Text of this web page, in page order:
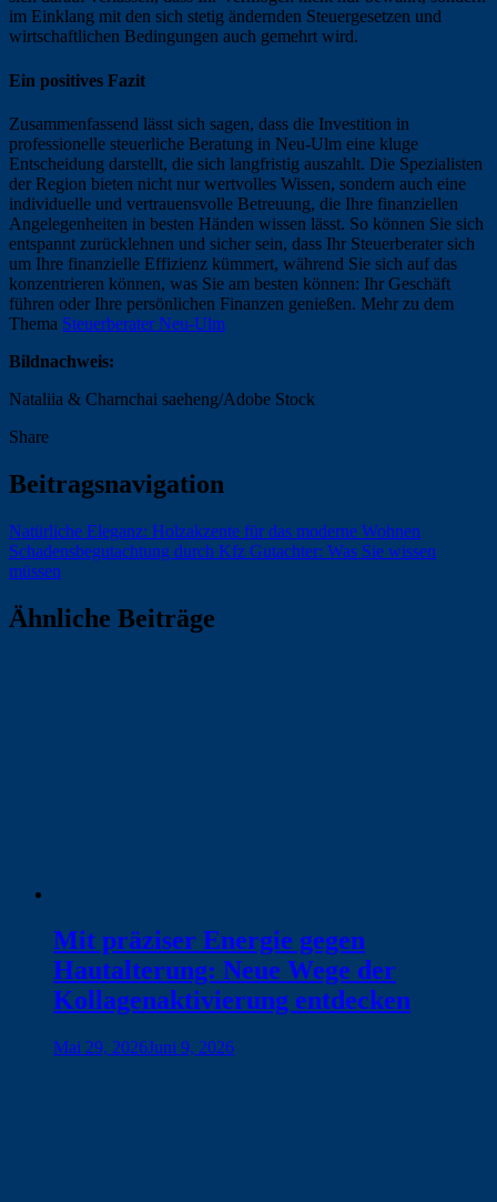
im Einklang mit den sich stetig ändernden Steuergesetzen und
wirtschaftlichen Bedingungen auch gemehrt wird.
Ein positives Fazit
Zusammenfassend lässt sich sagen, dass die Investition in
professionelle steuerliche Beratung in Neu-Ulm eine kluge
Entscheidung darstellt, die sich langfristig auszahlt. Die Spezialisten
der Region bieten nicht nur wertvolles Wissen, sondern auch eine
individuelle und vertrauensvolle Betreuung, die Ihre finanziellen
Angelegenheiten in besten Händen wissen lässt. So können Sie sich
entspannt zurücklehnen und sicher sein, dass Ihr Steuerberater sich
um Ihre finanzielle Effizienz kümmert, während Sie sich auf das
konzentrieren können, was Sie am besten können: Ihr Geschäft
führen oder Ihre persönlichen Finanzen genießen. Mehr zu dem
Thema Steuerberater Neu-Ulm
Bildnachweis:
Nataliia & Charnchai saeheng/Adobe Stock
Share
Beitragsnavigation
Natürliche Eleganz: Holzakzente für das moderne Wohnen
Schadensbegutachtung durch Kfz Gutachter: Was Sie wissen
müssen
Ähnliche Beiträge
Mit präziser Energie gegen
Hautalterung: Neue Wege der
Kollagenaktivierung entdecken
Mai 29, 2026Juni 9, 2026